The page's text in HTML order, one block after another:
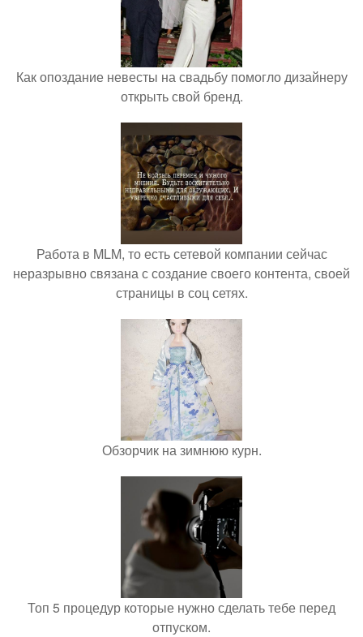
Как опоздание невесты на свадьбу помогло дизайнеру
открыть свой бренд.
Работа в MLM, то есть сетевой компании сейчас
неразрывно связана с создание своего контента, своей
страницы в соц сетях.
Обзорчик на зимнюю курн.
Топ 5 процедур которые нужно сделать тебе перед
отпуском.